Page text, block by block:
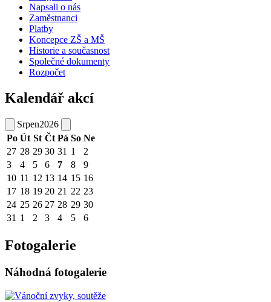
Napsali o nás
Zaměstnanci
Platby
Koncepce ZŠ a MŠ
Historie a současnost
Společné dokumenty
Rozpočet
Kalendář akcí
Srpen2026
Po Út St Čt Pá So Ne
27 28 29 30 31 1
2
3
4 5 6 7 8
9
10 11 12 13 14 15 16
17 18 19 20 21 22 23
24 25 26 27 28 29 30
31 1 2 3 4 5 6
Fotogalerie
Náhodná fotogalerie